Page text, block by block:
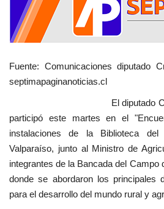
Fuente: Comunicaciones diputado
septimapaginanoticias.cl
El diputado Cristián
participó este martes en el
instalaciones de la Biblioteca del
Valparaíso, junto al Ministro de
integrantes de la Bancada del Campo
donde se abordaron los principales
para el desarrollo del mundo rural y